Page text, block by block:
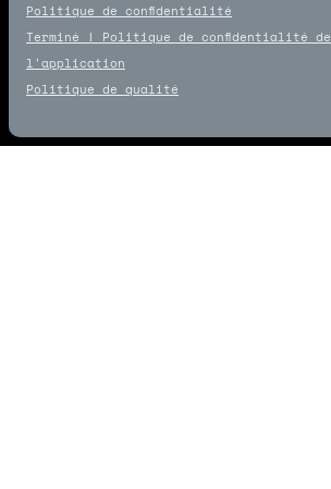
Politique de confidentialité
Terminé ! Politique de confidentialité de
l'application
Politique de qualité